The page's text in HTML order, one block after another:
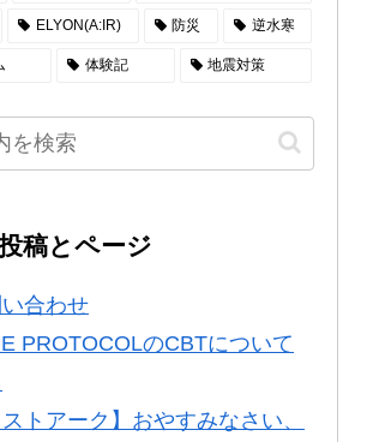
ELYON(A:IR) 防災 逆水寒
体験記 地震対策
稿とページ
合わせ
PROTOCOLのCBTについて
ストアーク】おやすみなさい、